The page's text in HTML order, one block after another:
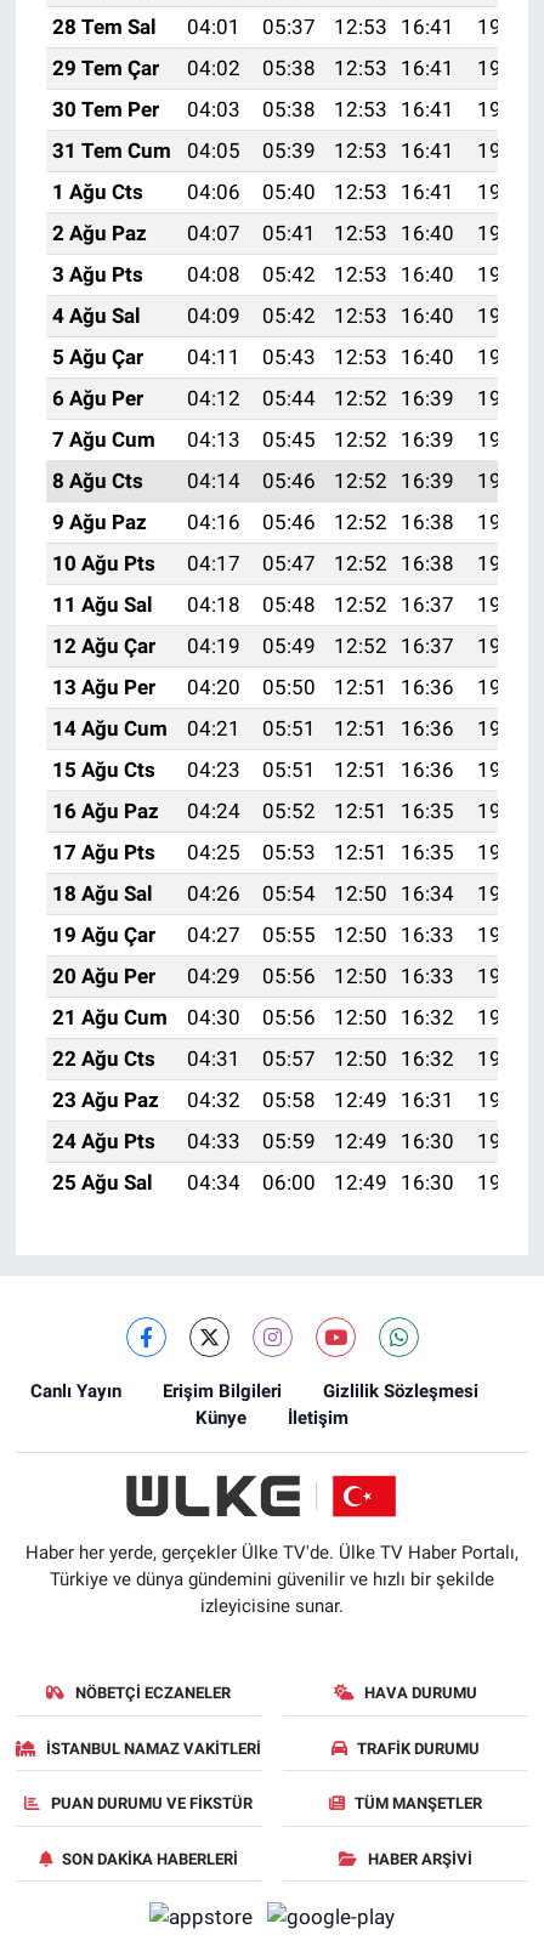
28 Tem Sal
04:01 05:37 12:53 16:41
19:59
29 Tem Çar
04:02 05:38 12:53 16:41
19:59
30 Tem Per
04:03 05:38 12:53 16:41
19:58
31 Tem Cum
04:05 05:39 12:53 16:41
19:57
1 Ağu Cts
04:06 05:40 12:53 16:41
19:56
2 Ağu Paz
04:07 05:41 12:53 16:40
19:55
3 Ağu Pts
04:08 05:42 12:53 16:40
19:54
4 Ağu Sal
04:09 05:42 12:53 16:40
19:53
5 Ağu Çar
04:11 05:43 12:53 16:40
19:52
6 Ağu Per
04:12 05:44 12:52 16:39
19:51
7 Ağu Cum
04:13 05:45 12:52 16:39
19:50
8 Ağu Cts
04:14 05:46 12:52 16:39
19:49
9 Ağu Paz
04:16 05:46 12:52 16:38
19:48
10 Ağu Pts
04:17 05:47 12:52 16:38
19:47
11 Ağu Sal
04:18 05:48 12:52 16:37
19:46
12 Ağu Çar
04:19 05:49 12:52 16:37
19:44
13 Ağu Per
04:20 05:50 12:51 16:36
19:43
14 Ağu Cum
04:21 05:51 12:51 16:36
19:42
15 Ağu Cts
04:23 05:51 12:51 16:36
19:41
16 Ağu Paz
04:24 05:52 12:51 16:35
19:40
17 Ağu Pts
04:25 05:53 12:51 16:35
19:38
18 Ağu Sal
04:26 05:54 12:50 16:34
19:37
19 Ağu Çar
04:27 05:55 12:50 16:33
19:36
20 Ağu Per
04:29 05:56 12:50 16:33
19:35
21 Ağu Cum
04:30 05:56 12:50 16:32
19:33
22 Ağu Cts
04:31 05:57 12:50 16:32
19:32
23 Ağu Paz
04:32 05:58 12:49 16:31
19:31
24 Ağu Pts
04:33 05:59 12:49 16:30
19:29
25 Ağu Sal
04:34 06:00 12:49 16:30 19:28
Canlı Yayın Erişim Bilgileri
Gizlilik Sözleşmesi
Künye
İletişim
Haber her yerde, gerçekler Ülke TV'de. Ülke TV Haber Portalı,
Türkiye ve dünya gündemini güvenilir ve hızlı bir şekilde
izleyicisine sunar.
NÖBETÇI ECZANELER HAVA DURUMU
İSTANBUL NAMAZ VAKITLERI TRAFIK DURUMU
PUAN DURUMU VE FIKSTÜR TÜM MANŞETLER
SON DAKIKA HABERLERI HABER ARŞIVI